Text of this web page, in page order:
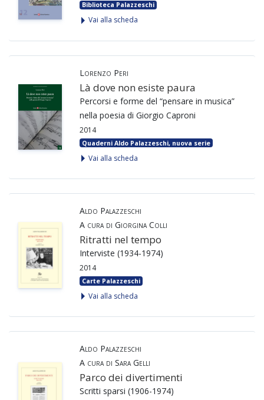
Biblioteca Palazzeschi
Vai alla scheda
Lorenzo Peri
Là dove non esiste paura
Percorsi e forme del “pensare in musica”
nella poesia di Giorgio Caproni
2014
Quaderni Aldo Palazzeschi, nuova serie
Vai alla scheda
Aldo Palazzeschi
A cura di Giorgina Colli
Ritratti nel tempo
Interviste (1934-1974)
2014
Carte Palazzeschi
Vai alla scheda
Aldo Palazzeschi
A cura di Sara Gelli
Parco dei divertimenti
Scritti sparsi (1906-1974)